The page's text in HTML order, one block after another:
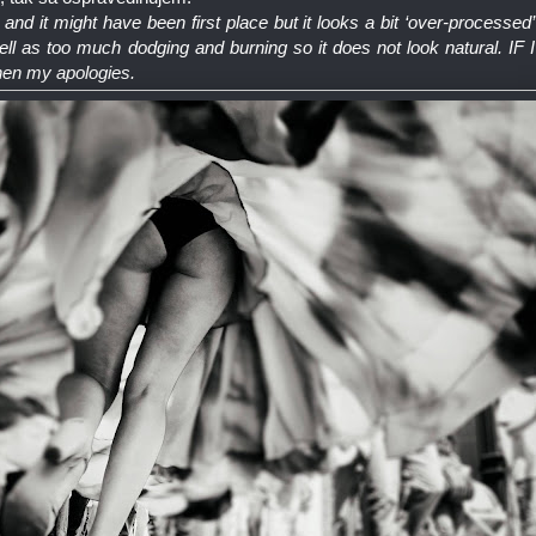
it might have been first place but it looks a bit ‘over-processed’
as too much dodging and burning so it does not look natural. IF I
my apologies.